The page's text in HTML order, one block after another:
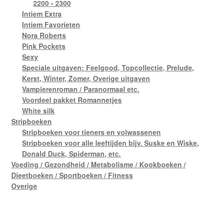
2200 - 2300
Intiem Extra
Intiem Favorieten
Nora Roberts
Pink Pockets
Sexy
Speciale uitgaven: Feelgood, Topcollectie, Prelude,
Kerst, Winter, Zomer, Overige uitgaven
Vampierenroman / Paranormaal etc.
Voordeel pakket Romannetjes
White silk
Stripboeken
Stripboeken voor tieners en volwassenen
Stripboeken voor alle leeftijden bijv. Suske en Wiske,
Donald Duck, Spiderman, etc.
Voeding / Gezondheid / Metabolisme / Kookboeken /
Dieetboeken / Sportboeken / Fitness
Overige